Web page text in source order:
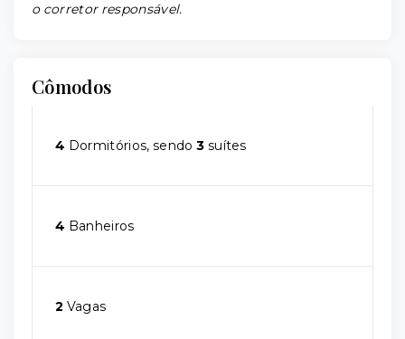
o corretor responsável.
Cômodos
4 Dormitórios, sendo3 suítes
4 Banheiros
2 Vagas